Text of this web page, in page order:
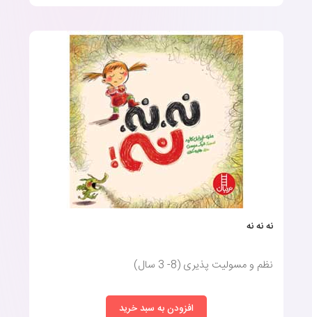
نه نه نه
نظم و مسولیت پذیری (8- 3 سال)
افزودن به سبد خرید